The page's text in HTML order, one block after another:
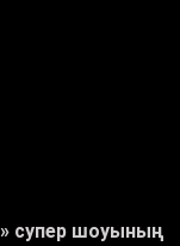
супер шоуының